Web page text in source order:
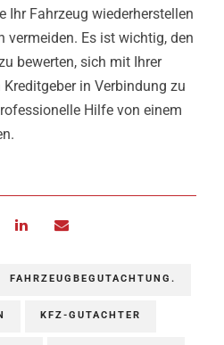
Ihr Fahrzeug wiederherstellen
vermeiden. Es ist wichtig, den
bewerten, sich mit Ihrer
in Verbindung zu
Hilfe von einem
FAHRZEUGBEGUTACHTUNG.
KFZ-GUTACHTER